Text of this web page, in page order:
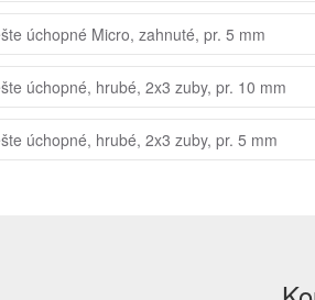
úchopné Micro, zahnuté, pr. 5 mm
úchopné, hrubé, 2x3 zuby, pr. 10 mm
úchopné, hrubé, 2x3 zuby, pr. 5 mm